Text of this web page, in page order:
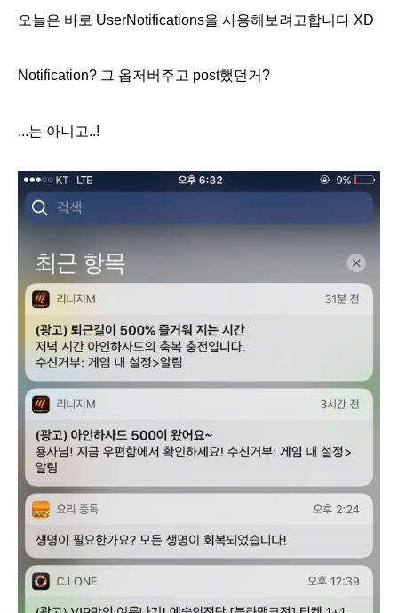
오늘은 바로 UserNotifications을 사용해보려고합니다 XD
Notification? 그 옵저버주고 post했던거?
...는 아니고..!